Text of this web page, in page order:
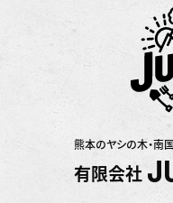
熊本のヤシの木・南
有限会社